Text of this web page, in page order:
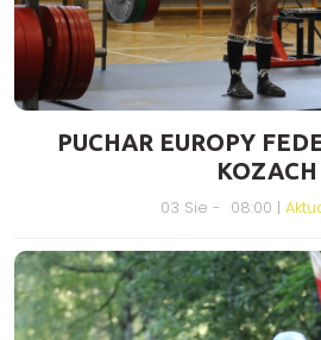
PUCHAR EUROPY
KOZACH
03 Sie - 08:00 |